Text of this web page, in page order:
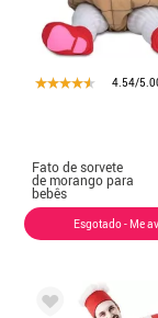
4.54/
Fato de sorvete
de morango para
bebês
Esgotado - Me